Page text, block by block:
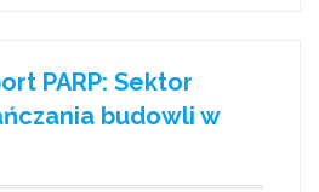
PARP: Sektor
budowli w